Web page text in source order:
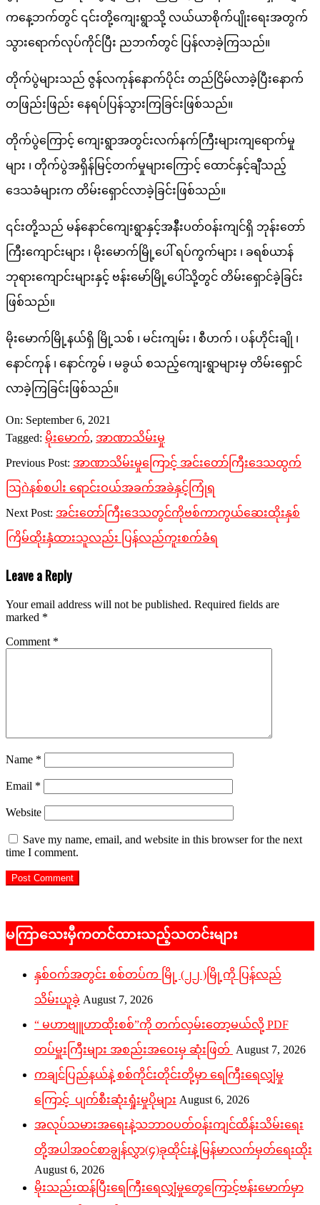
ကနေ့ဘက်တွင် ၎င်းတို့ကျေးရွာသို့ လယ်ယာစိုက်ပျိုးရေးအတွက်
သွားရောက်လုပ်ကိုင်ပြီး ညဘက််တွင် ပြန်လာခဲ့ကြသည်။
တိုက်ပွဲများသည် ဇွန်လကုန်နောက်ပိုင်း တည်ငြိမ်လာခဲ့ပြီးနောက်
တဖြည်းဖြည်း နေရပ်ပြန်သွားကြခြင်းဖြစ်သည်။
တိုက်ပွဲကြောင့် ကျေးရွာအတွင်းလက်နက်ကြီးများကျရောက်မှု
များ ၊ တိုက်ပွဲအရှိန်မြင့်တက်မှုများကြောင့် ထောင်နှင့်ချီသည့်
ဒေသခံများက တိမ်းရှောင်လာခဲ့ခြင်းဖြစ်သည်။
၎င်းတို့သည် မန်နောင်ကျေးရွာနှင့်အနိီးပတ်ဝန်းကျင်ရှိ ဘုန်းတော်
ကြီးကျောင်းများ ၊ မိုးမောက်မြို့ပေါ် ရပ်ကွက်များ ၊ ခရစ်ယာန်
ဘုရားကျောင်းများနှင့် ဗန်းမော်မြို့ပေါ်သို့တွင် တိမ်းရှောင်ခဲ့ခြင်း
ဖြစ်သည်။
မိုးမောက်မြို့နယ်ရှိ မြို့သစ် ၊ မင်းကျမ်း ၊ စီဟက် ၊ ပန်ဟိုင်းချို ၊
နောင်ကုန် ၊ နောင်ကွမ် ၊ မခွယ် စသည့်ကျေးရွာများမှ တိမ်းရှောင်
လာခဲ့ကြခြင်းဖြစ်သည်။
2021-
09-
06
On: September 6, 2021
Tagged: မိုးမောက်, အာဏာသိမ်းမှု
Previous Post: အာဏာသိမ်းမှုကြောင့် အင်းတော်ကြီးဒေသထွက်
ဩဂဲနစ်စပါး ရောင်းဝယ်အခက်အခဲနှင့်ကြုံရ
Next Post: အင်းတော်ကြီးဒေသတွင်ကိုဗစ်ကာကွယ်ဆေးထိုးနှစ်
ကြိမ်ထိုးနှံထားသူလည်း ပြန်လည်ကူးစက်ခံရ
Leave a Reply
Your email address will not be published. Required fields are
marked *
Comment *
Name *
Email *
Website
Save my name, email, and website in this browser for the next
time I comment.
မကြာသေးမှီကတင်ထားသည့်သတင်းများ
နှစ်ဝက်အတွင်း စစ်တပ်က မြို့ (၂၂ )မြို့ကို ပြန်လည်
သိမ်းယူခဲ့ August 7, 2026
“ မဟာဗျူဟာထိုးစစ်”ကို တက်လှမ်းတော့မယ်လို့ PDF
တပ်မှူးကြီးများ အစည်းအဝေးမှ ဆုံးဖြတ် August 7, 2026
ကချင်ပြည်နယ်နဲ့ စစ်ကိုင်းတိုင်းတို့မှာ ရေကြီးရေလျှံမှု
ကြောင့် ပျက်စီးဆုံးရှုံးမှုပိုများ August 6, 2026
အလုပ်သမားအရေးနဲ့သဘာဝပတ်ဝန်းကျင်ထိန်းသိမ်းရေး
တို့အပါအဝင်စာချွန်လွှာ(၄)ခုထိုင်းနဲ့မြန်မာလက်မှတ်ရေးထိုး
August 6, 2026
မိုးသည်းထန်ပြီးရေကြီးရေလျှံမှုတွေကြောင့်ဗန်းမောက်မှာ